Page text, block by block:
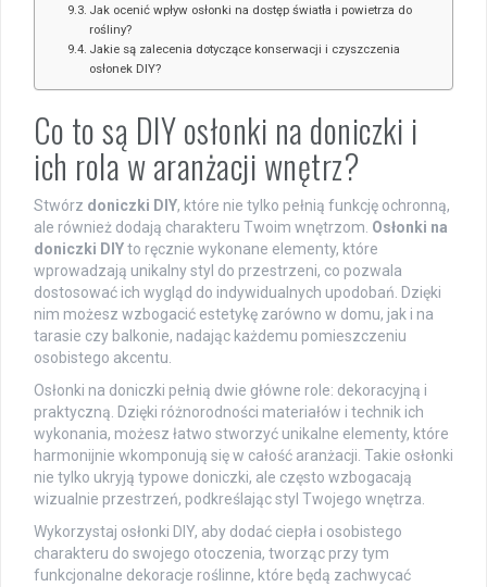
Jak ocenić wpływ osłonki na dostęp światła i powietrza do
rośliny?
Jakie są zalecenia dotyczące konserwacji i czyszczenia
osłonek DIY?
Co to są DIY osłonki na doniczki i
ich rola w aranżacji wnętrz?
Stwórz doniczki DIY, które nie tylko pełnią funkcję ochronną,
ale również dodają charakteru Twoim wnętrzom. Osłonki na
doniczki DIYto ręcznie wykonane elementy, które
wprowadzają unikalny styl do przestrzeni, co pozwala
dostosować ich wygląd do indywidualnych upodobań. Dzięki
nim możesz wzbogacić estetykę zarówno w domu, jak i na
tarasie czy balkonie, nadając każdemu pomieszczeniu
osobistego akcentu.
Osłonki na doniczki pełnią dwie główne role: dekoracyjną i
praktyczną. Dzięki różnorodności materiałów i technik ich
wykonania, możesz łatwo stworzyć unikalne elementy, które
harmonijnie wkomponują się w całość aranżacji. Takie osłonki
nie tylko ukryją typowe doniczki, ale często wzbogacają
wizualnie przestrzeń, podkreślając styl Twojego wnętrza.
Wykorzystaj osłonki DIY, aby dodać ciepła i osobistego
charakteru do swojego otoczenia, tworząc przy tym
funkcjonalne dekoracje roślinne, które będą zachwycać